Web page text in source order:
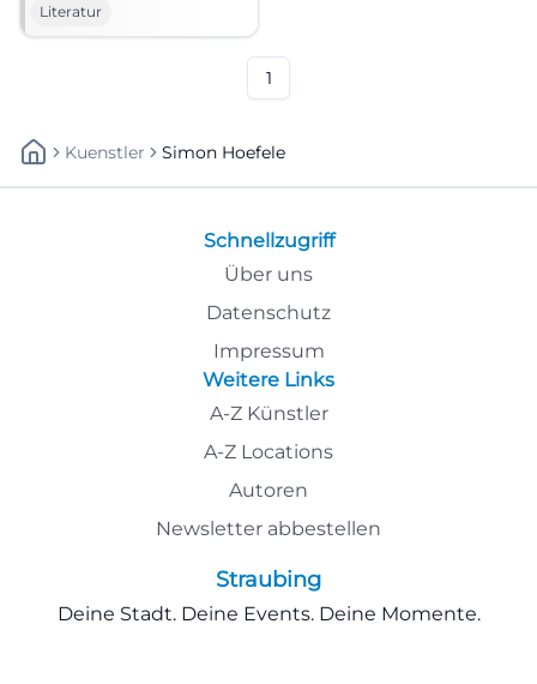
stilvollen Regentenbau.
#BadKissingen #Kultur
Literatur
1
Kuenstler Simon Hoefele
Schnellzugriff
Über uns
Datenschutz
Impressum
Weitere Links
A-Z Künstler
A-Z Locations
Autoren
Newsletter abbestellen
Straubing
Deine Stadt. Deine Events. Deine Momente.